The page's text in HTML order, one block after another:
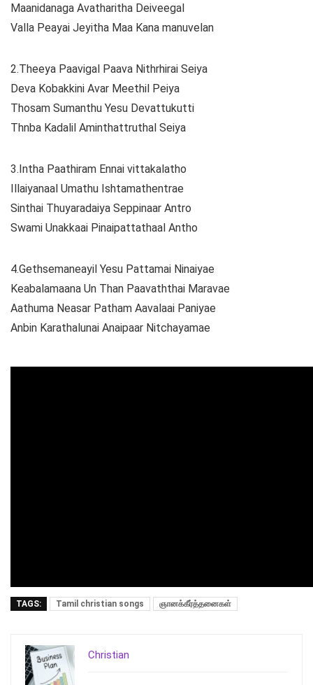
Maanidanaga Avatharitha Deiveegal
Valla Peayai Jeyitha Maa Kana manuvelan
2.Theeya Paavigal Paava Nithrhirai Seiya
Deva Kobakkini Avar Meethil Peiya
Thosam Sumanthu Yesu Devattukutti
Thnba Kadalil Aminthattruthal Seiya
3.Intha Paathiram Ennai vittakalatho
Illaiyanaal Umathu Ishtamathentrae
Sinthai Thuyaradaiya Seppinaar Antro
Swami Unakkaai Pinaipattathaal Antho
4.Gethsemaneayil Yesu Pattamai Ninaiyae
Keabalamaana Un Than Paavaththai Maravae
Aathuma Neasar Patham Aavalaai Paniyae
Anbin Karathalunai Anaipaar Nitchayamae
TAGS: Tamil christian songs ஞானக்கீர்த்தனைகள்
Christian